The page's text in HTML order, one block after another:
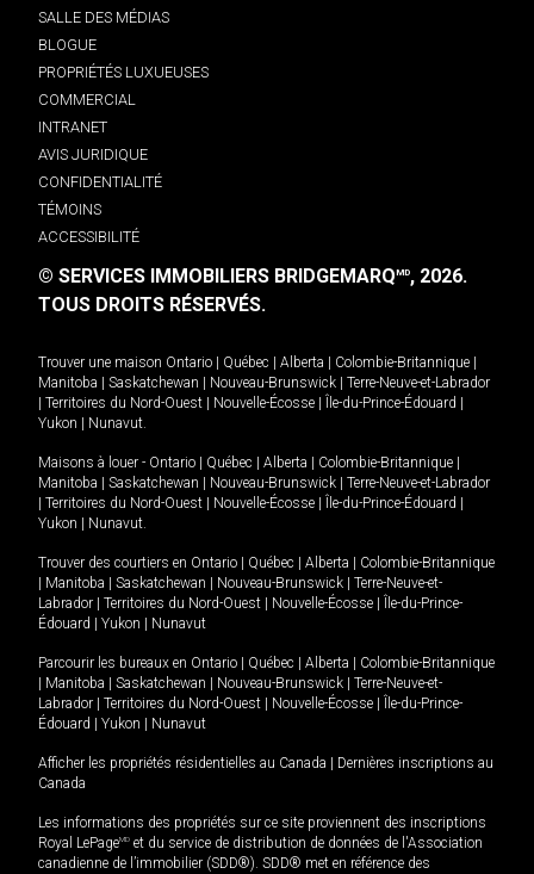
SALLE DES MÉDIAS
BLOGUE
PROPRIÉTÉS LUXUEUSES
COMMERCIAL
INTRANET
AVIS JURIDIQUE
CONFIDENTIALITÉ
TÉMOINS
ACCESSIBILITÉ
© SERVICES IMMOBILIERS BRIDGEMARQMD, 2026.
TOUS DROITS RÉSERVÉS.
Trouver une maison Ontario Québec Alberta Colombie-Britannique
Manitoba
Saskatchewan Nouveau-Brunswick
Terre-Neuve-et-Labrador
Territoires du Nord-Ouest Nouvelle-Écosse Île-du-Prince-Édouard
Yukon
Nunavut.
Maisons à louer - Ontario Québec Alberta Colombie-Britannique
Manitoba
Saskatchewan Nouveau-Brunswick
Terre-Neuve-et-Labrador
Territoires du Nord-Ouest Nouvelle-Écosse Île-du-Prince-Édouard
Yukon
Nunavut.
Trouver des courtiers en Ontario Québec Alberta
Colombie-Britannique
Manitoba Saskatchewan Nouveau-Brunswick
Terre-Neuve-et-
Labrador
Territoires du Nord-Ouest Nouvelle-Écosse
Île-du-Prince-
Édouard
Yukon Nunavut
Parcourir les bureaux en Ontario Québec Alberta
Colombie-Britannique
Manitoba Saskatchewan Nouveau-Brunswick
Terre-Neuve-et-
Labrador
Territoires du Nord-Ouest Nouvelle-Écosse
Île-du-Prince-
Édouard
Yukon Nunavut
Afficher les propriétés résidentielles au Canada
Dernières inscriptions au
Canada
Les informations des propriétés sur ce site proviennent des inscriptions
Royal LePageMD et du service de distribution de données de l'Association
canadienne de l’immobilier (SDD®). SDD® met en référence des